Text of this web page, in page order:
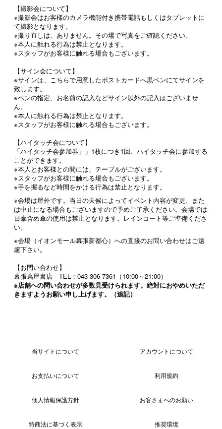
【撮影会について】
※撮影会はお客様のカメラ機能付き携帯電話もしくはタブレットに
て撮影となります。
※撮り直しは、ありません。その場で写真をご確認ください。
※本人に触れる行為は禁止となります。
※スタッフがお客様に触れる場合もございます。
【サイン会について】
※サインは、こちらで用意したポストカードへ黒ペンにてサインを
致します。
※ペンの指定、お名前の記入などサイン以外の記入はございませ
ん。
※本人に触れる行為は禁止となります。
※スタッフがお客様に触れる場合もございます。
【ハイタッチ会について】
「ハイタッチ会参加券」」1枚につき1回、ハイタッチ会に参加する
ことができます。
※本人とお客様との間には、テーブルがございます。
※スタッフがお客様に触れる場合もございます。
※手を握るなど時間をかける行為は禁止となります。
※会場は屋外です。当日の天候によってイベント内容が変更、また
は中止になる場合もございますので予めご了承ください。会場では
日傘含め傘の使用は禁止となります。レインコート等ご準備くださ
い。
※会場（イオンモール幕張新都心）への直接のお問い合わせはご遠
慮下さい。
【お問い合わせ】
幕張蔦屋書店 TEL：043-306-7361（10:00～21:00）
※店舗への問い合わせが多数見受けられます。絶対におやめいただ
きますようお願い申し上げます。
（追記）
当サイトについて アカウントについて
お支払いについて 利用規約
個人情報保護方針 お客さまへのお願い
特商法に基づく表示 推奨環境